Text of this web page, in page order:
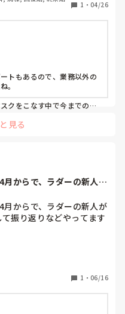
1 ・ 04/26
トもあるので、業務以外の
。
クをこなす中で今までの経
まれているのであれば、近
見る
からで、ラダーの新人が
からで、ラダーの新人が
振り返りなどやってます
と思っています。
か？せめて1年我慢して
？
1 ・ 06/16